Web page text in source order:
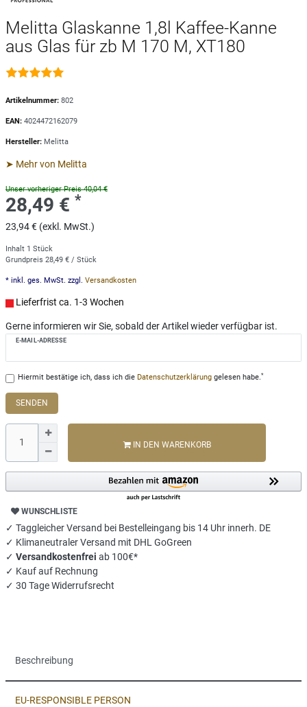
Melitta Glaskanne 1,8l Kaffee-Kanne
aus Glas für zb M 170 M, XT180
Artikelnummer: 802
EAN: 4024472162079
Hersteller: Melitta
➤ Mehr von Melitta
Unser vorheriger Preis 40,04 €
28,49 € *
23,94 € (exkl. MwSt.)
Inhalt 1 Stück
Grundpreis 28,49 € / Stück
* inkl. ges. MwSt. zzgl. Versandkosten
Lieferfrist ca. 1-3 Wochen
Gerne informieren wir Sie, sobald der Artikel wieder verfügbar ist.
E-MAIL-ADRESSE
Hiermit bestätige ich, dass ich die Daten­schutz­erklärunggelesen habe.*
SENDEN
IN DEN WARENKORB
WUNSCHLISTE
✓ Taggleicher Versand bei Bestelleingang bis 14 Uhr innerh. DE
✓ Klimaneutraler Versand mit DHL GoGreen
✓ Versandkostenfrei ab 100€*
✓ Kauf auf Rechnung
✓ 30 Tage Widerrufsrecht
Beschreibung
EU-RESPONSIBLE PERSON